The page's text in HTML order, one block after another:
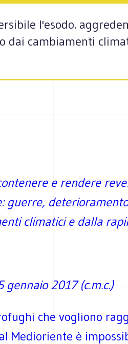
l'esodo.
dai cambiamenti
e rendere
guerre,
climatici e dalla
gennaio 2017 (c.m.c.)
che vogliono
Medioriente è